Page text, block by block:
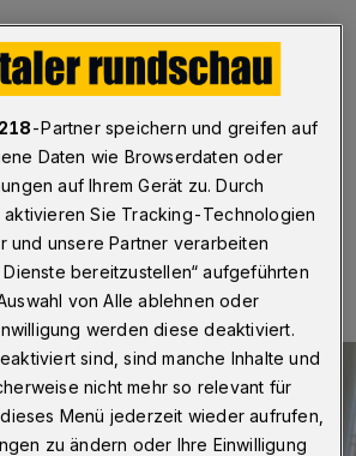
kommunale Integrationszentrum im
in Wuppertal hat einen
unter dem Motto: Lockdown Look
Leben gerufen.
Uhr Eine Minute Lesezeit
218-Partner speichern und greifen auf
Daten wie Browserdaten oder
auf Ihrem Gerät zu. Durch
aktivieren Sie Tracking-Technologien
und unsere Partner verarbeiten
Dienste bereitzustellen“ aufgeführten
von Alle ablehnen oder
werden diese deaktiviert.
sind, sind manche Inhalte und
nicht mehr so relevant für
Menü jederzeit wieder aufrufen,
zu ändern oder Ihre Einwilligung